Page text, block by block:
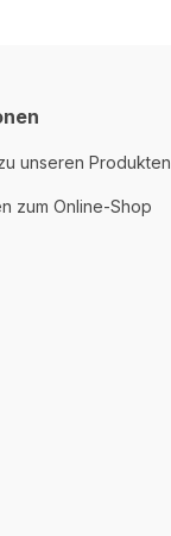
unseren Produkten
zum Online-Shop